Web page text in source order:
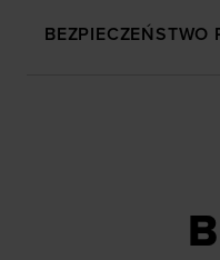
BEZPIECZEŃSTWO